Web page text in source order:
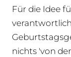
Für die Idee
nichts 'von